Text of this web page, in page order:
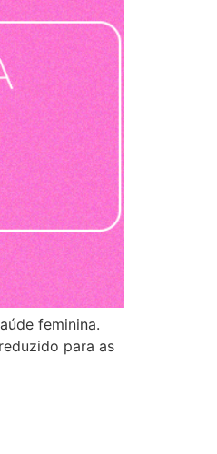
feminina.
para as